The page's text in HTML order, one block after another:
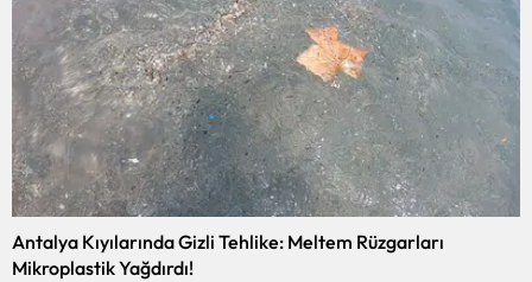
Antalya Kıyılarında Gizli Tehlike: Meltem Rüzgarları
Mikroplastik Yağdırdı!